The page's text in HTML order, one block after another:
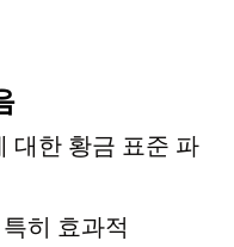
대한 황금 표준 파
히 효과적